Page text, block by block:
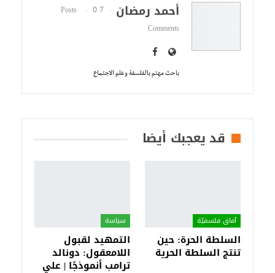
أحمد رمضان 7 Posts
0
Comments
باحث مهتم بالفلسفة وعلم الاجتماع
قد يعجبك أيضا
آفاق فلسفيّة‎
السلطة الحرة: حين
تنتج السلطة الحرية
سياسة
التمهيد لقبول
اللامعقول: دونالد
ترامب أنموذجًا | علي